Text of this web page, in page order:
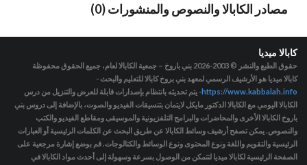
مصادر الكابالا والنصوص والمنشورات (0)
كابالا ميديا
حقوق الطبع والنشر © 2003-2026
بني باروخ – جمعية الكابالا لعام، جميع الحقوق محفوظة
كابالا ميديا هو الأرشيف الرسمي لمعهد بني بروخ كابالا للتعليم والبحث -
https://www.kabbalah.info- يتم تحديثه بانتظام بإصدارات قابلة للعرض والتنزيل من درس
الكابالا اليومي مع الكابالا الدكتور مايكل لايتمان بتنسيقات الفيديو والصوت، بالإضافة إلى دروس بني
باروخ الكابالا الأخرى والمحاضرات والبرامج التلفزيونية والموسيقى ومقاطع الفيديو والكتب
والنصوص. يمكن تصفح أرشيف وسائط الكابالا عن طريق البحث عن الكلمات الرئيسية أو العبارات
الرئيسية والتقويم واللغة ونوع المحتوى ونوع الوسائط والكتالوجات. قم بوضع إشارة مرجعية على
الصفحة الرئيسية لكابالا ميديا لتتمكن من الوصول بسرعة وسهولة إلى أحدث مواد الكابالا في